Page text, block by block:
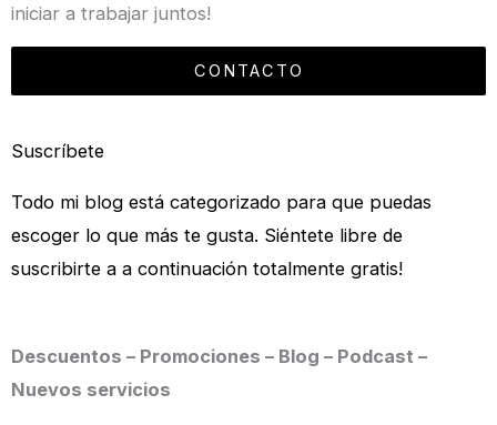
iniciar a trabajar juntos!
CONTACTO
Suscríbete
Todo mi blog está categorizado para que puedas
escoger lo que más te gusta. Siéntete libre de
suscribirte a a continuación totalmente gratis!
Descuentos – Promociones – Blog – Podcast –
Nuevos servicios